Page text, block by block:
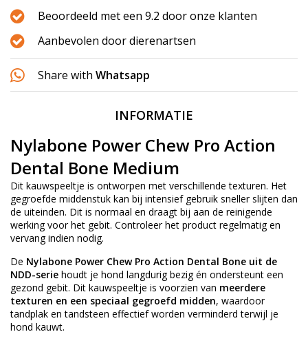
Beoordeeld met een 9.2 door onze klanten
Aanbevolen door dierenartsen
Share with Whatsapp
INFORMATIE
Nylabone Power Chew Pro Action
Dental Bone Medium
Dit kauwspeeltje is ontworpen met verschillende texturen. Het
gegroefde middenstuk kan bij intensief gebruik sneller slijten dan
de uiteinden. Dit is normaal en draagt bij aan de reinigende
werking voor het gebit. Controleer het product regelmatig en
vervang indien nodig.
De Nylabone Power Chew Pro Action Dental Bone uit de
NDD-serie houdt je hond langdurig bezig én ondersteunt een
gezond gebit. Dit kauwspeeltje is voorzien van meerdere
texturen en een speciaal gegroefd midden, waardoor
tandplak en tandsteen effectief worden verminderd terwijl je
hond kauwt.